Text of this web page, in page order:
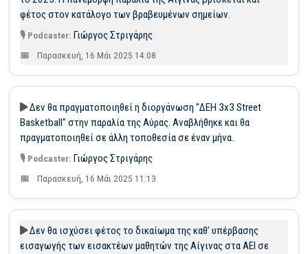
φέτος στον κατάλογο των βραβευμένων σημείων.
Γιώργος Στριγάρης
Παρασκευή, 16 Μάι 2025 14:08
Δεν θα πραγματοποιηθεί η διοργάνωση "ΔΕΗ 3x3 Street
Basketball" στην παραλία της Αύρας. Αναβλήθηκε και θα
πραγματοποιηθεί σε άλλη τοποθεσία σε έναν μήνα.
Γιώργος Στριγάρης
Παρασκευή, 16 Μάι 2025 11:13
Δεν θα ισχύσει φέτος το δικαίωμα της καθ’ υπέρβασης
εισαγωγής των εισακτέων μαθητών της Αίγινας στα ΑΕΙ σε